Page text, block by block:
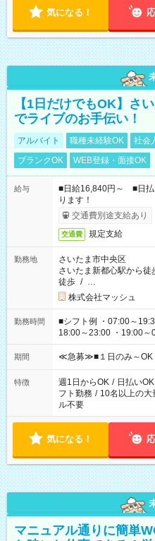
気になる！
【1日だけでもOK】さ
でライブのお手伝い！
アルバイト 職種未経験OK 社会
ブランクOK
WEB登録・面接OK
給与
■日給16,840円～ ■日
ります！
交通費別途支給あり
交通費 規定支給
勤務地
さいたま市中央区
さいたま新都心駅から徒
徒歩 / …
株式会社マッシュ
勤務時間
■シフト例 ・07:00～
18:00～23:00 ・19:00
etc ★最短で3時間で5,120円のお仕事から 15時間で2万円近く稼
げるお仕事も！ ご希望のお時間に合わせてご紹介！ ※シフトは
ください！
期間 ≪急募≫■１日のみ～OK
特徴 週1日からOK / 日払いOK
フト勤務 / 10名以上の大
ル不要
気になる！
マニュアル通りに簡単